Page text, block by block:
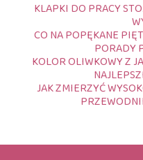
KLAPKI DO PRACY
CO NA POPĘKANE
PORADY
KOLOR OLIWKOWY Z
JAK ZMIERZYĆ